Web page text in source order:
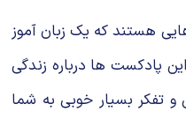
هستند که یک زبان آموز
پادکست ها درباره زندگی
تفکر بسیار خوبی به شما